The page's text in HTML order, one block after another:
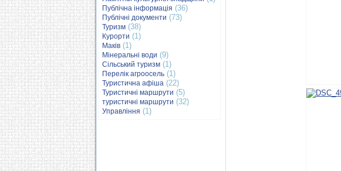
Публічна інформація (36)
Публічні документи (73)
Туризм (38)
Курорти (1)
Маків (1)
Мінеральні води (9)
Сільський туризм (1)
Перелік агроосель (1)
Туристична афіша (22)
Туристичні маршрути (5)
туристичні маршрути (32)
Управління (1)